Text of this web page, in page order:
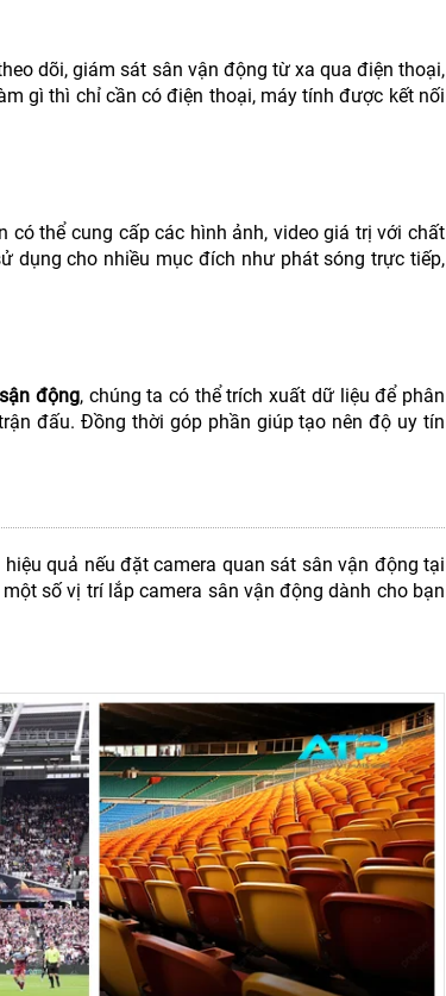
dõi, giám sát sân vận động từ xa qua điện thoại,
gì thì chỉ cần có điện thoại, máy tính được kết nối
có thể cung cấp các hình ảnh, video giá trị với chất
dụng cho nhiều mục đích như phát sóng trực tiếp,
động, chúng ta có thể trích xuất dữ liệu để phân
đấu. Đồng thời góp phần giúp tạo nên độ uy tín
quả nếu đặt camera quan sát sân vận động tại
số vị trí lắp camera sân vận động dành cho bạn